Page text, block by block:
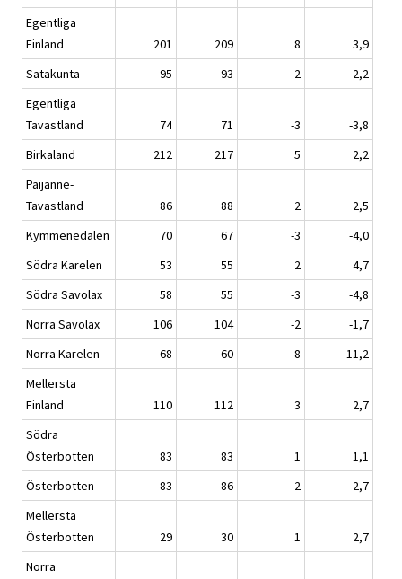
Egentliga
Finland
201 209 8
3,9
Satakunta
95 93 -2
-2,2
Egentliga
Tavastland
74 71 -3
-3,8
Birkaland
212 217 5
2,2
Päijänne-
Tavastland
86 88 2
2,5
Kymmenedalen
70 67 -3
-4,0
Södra Karelen
53 55 2
4,7
Södra Savolax
58 55 -3
-4,8
Norra Savolax
106 104 -2
-1,7
Norra Karelen
68 60 -8
-11,2
Mellersta
Finland
110 112 3
2,7
Södra
Österbotten
83 83 1
1,1
Österbotten
83 86 2
2,7
Mellersta
Österbotten
29 30 1
2,7
Norra